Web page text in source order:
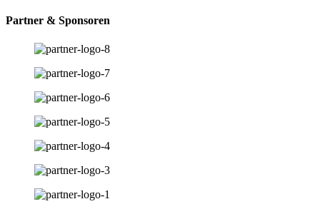
Partner & Sponsoren